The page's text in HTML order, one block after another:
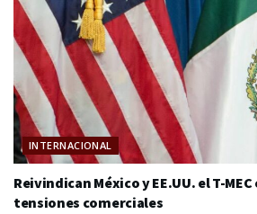
INTERNACIONAL
Reivindican México y EE.UU. el T-
tensiones comerciales